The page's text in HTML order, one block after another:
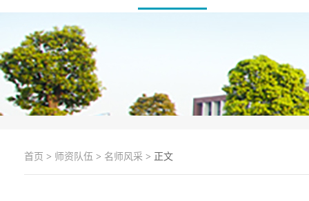
首页 > 师资队伍 > 名师风采 > 正文